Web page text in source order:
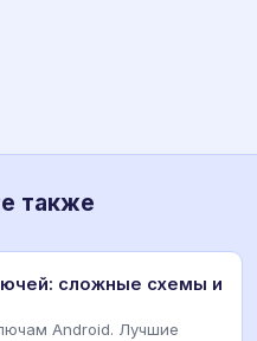
также
сложные схемы и
Android. Лучшие